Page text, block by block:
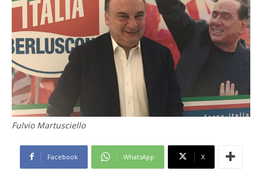
Fulvio Martusciello
Facebook WhatsApp X